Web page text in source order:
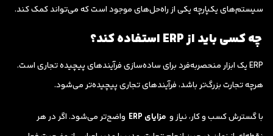
سیستم‌های یکپارچه یکی از راه‌حل‌های موجود است که می‌تواند کمک کند.
چه کسی باید از ERP استفاده کند؟
ERP یک ابزار منحصربه‌فرد برای ساده‌سازی فرآیندهای پیچیده تجاری است.
هرچه تجارت بزرگ‌تر باشد، فرآیندهای تجاری پیچیده‌تر می‌شود.
با گسترش کسب و کار، نیاز و مزایای ERP
واضح‌تر می‌شود. اگر در هر